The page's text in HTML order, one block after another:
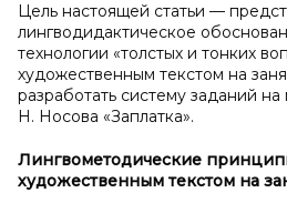
Цель настоящей статьи —
лингводидактическое
технологии «толстых и тонких
художественным текстом на
разработать систему заданий
Н. Носова «Заплатка».
Лингвометодические
художественным текстом на